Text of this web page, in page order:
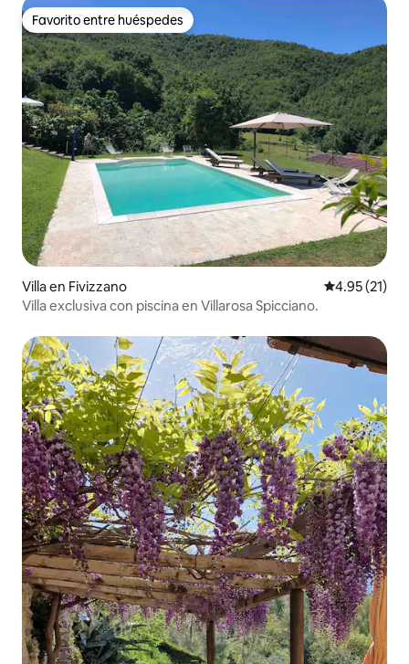
Favorito entre huéspedes
Favorito entre huéspedes
Villa en Fivizzano Calificación
4.95 (21)
Villa exclusiva con piscina en Villarosa Spicciano.